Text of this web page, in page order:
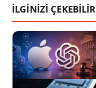
İLGİNİZİ ÇEKEBİLİR